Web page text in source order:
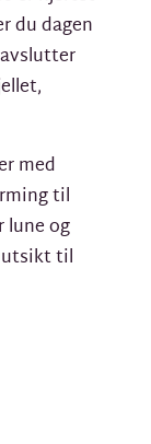
du dagen
med
til
lune og
utsikt til